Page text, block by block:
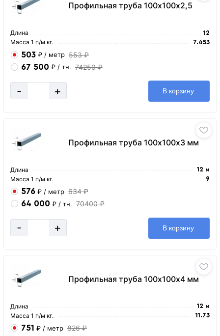
Профильная труба 100х100х2,5
Длина 12
Масса 1 п/м кг. 7.453
503 ₽ / метр 553 ₽
67 500 ₽ / тн. 74250 ₽
- + В корзину
Профильная труба 100х100х3 мм
Длина 12 м
Масса 1 п/м кг. 9
576 ₽ / метр 634 ₽
64 000 ₽ / тн. 70400 ₽
- + В корзину
Профильная труба 100х100х4 мм
Длина 12 м
Масса 1 п/м кг. 11.73
751 ₽ / метр 826 ₽